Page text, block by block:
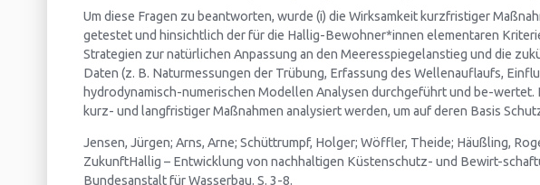
Um diese Fragen zu beantworten, wurde (i) die Wirksamkeit kurzfristiger
getestet und hinsichtlich der für die Hallig-Bewohner*innen elementaren
Strategien zur natürlichen Anpassung an den Meeresspiegelanstieg und die
Daten (z. B. Naturmessungen der Trübung, Erfassung des Wellenauflaufs,
hydrodynamisch-numerischen Modellen Analysen durchgeführt und be-
kurz- und langfristiger Maßnahmen analysiert werden, um auf deren Basis
Jensen, Jürgen; Arns, Arne; Schüttrumpf, Holger; Wöffler, Theide; Häußling,
ZukunftHallig – Entwicklung von nachhaltigen Küstenschutz- und Bewirt-
Bundesanstalt für Wasserbau. S. 3-8.